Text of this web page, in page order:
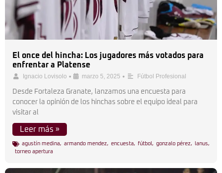
El once del hincha: Los jugadores más votados para
enfrentar a Platense
Ignacio Lovisolo • marzo 5, 2025 • Fútbol Profesional
Desde Fortaleza Granate, lanzamos una encuesta para
conocer la opinión de los hinchas sobre el equipo ideal para
visitar al
Leer más »
agustín medina, armando mendez, encuesta, fútbol , gonzalo pérez, lanus,
torneo apertura